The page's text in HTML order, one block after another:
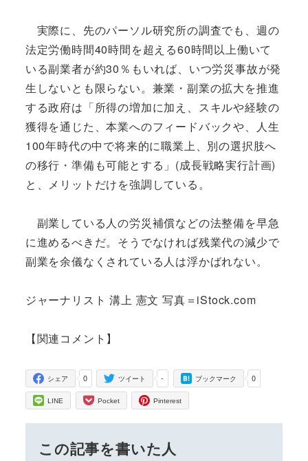
実際に、先のパーソル研究所の調査でも、週の
法定労働時間40時間を超える60時間以上働いて
いる副業者が約30％もいれば、いつ労災事故が発
生しないとも限らない。兼業・副業の拡大を推進
する政府は「所得の増加に加え、スキルや経験の
獲得を通じた、本業へのフィードバックや、人生
100年時代の中で将来的に職業上、別の選択肢へ
の移行・準備も可能とする」(成長戦略実行計画)
と、メリットだけを強調している。
副業している人の労災補償などの法整備を早急
に進めるべきだ。そうでなければ残業代の減少で
副業を余儀なくされている人は浮かばれない。
ジャーナリスト 溝上 憲文 写真＝iStock.com
【関連コメント】
0
シェア -
ツイート 0
ブックマーク
LINE Pocket Pinterest
この記事を書いた人